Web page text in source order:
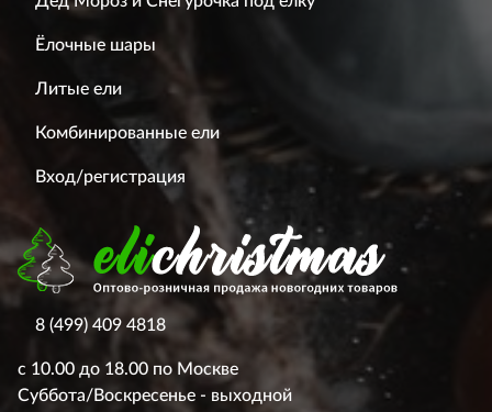
Ёлочные шары
Литые ели
Комбинированные ели
Вход/регистрация
8 (499) 409 4818
с 10.00 до 18.00 по Москве
Суббота/Воскресенье - выходной